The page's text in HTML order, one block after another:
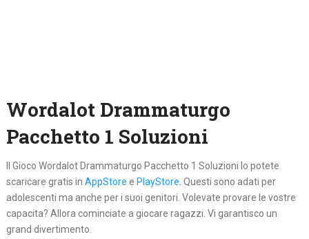
Wordalot Drammaturgo
Pacchetto 1 Soluzioni
Il Gioco Wordalot Drammaturgo Pacchetto 1 Soluzioni lo potete
scaricare gratis in AppStore e PlayStore. Questi sono adati per
adolescenti ma anche per i suoi genitori. Volevate provare le vostre
capacita? Allora cominciate a giocare ragazzi. Vi garantisco un
grand divertimento.